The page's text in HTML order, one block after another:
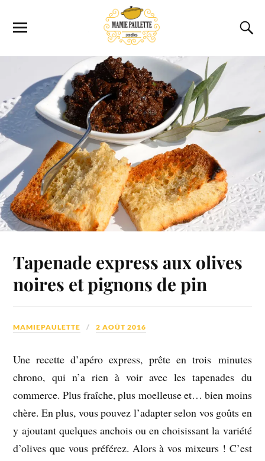
Tapenade express aux olives
noires et pignons de pin
MAMIEPAULETTE 2 AOÛT 2016
Une recette d’apéro express, prête en trois minutes
chrono, qui n’a rien à voir avec les tapenades du
commerce. Plus fraîche, plus moelleuse et… bien moins
chère. En plus, vous pouvez l’adapter selon vos goûts en
y ajoutant quelques anchois ou en choisissant la variété
d’olives que vous préférez. Alors à vos mixeurs ! C’est